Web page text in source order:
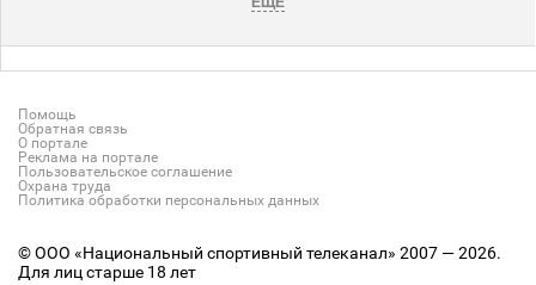
Помощь
Обратная связь
О портале
Реклама на портале
Пользовательское соглашение
Охрана труда
Политика обработки персональных данных
© ООО «Национальный спортивный телеканал» 2007 — 2026.
Для лиц старше 18 лет